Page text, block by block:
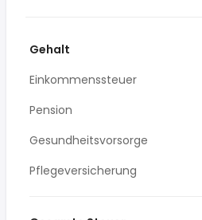
Gehalt
Einkommenssteuer
Pension
Gesundheitsvorsorge
Pflegeversicherung